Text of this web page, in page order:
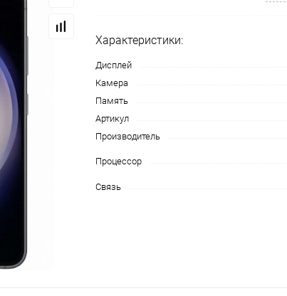
Характеристики:
Дисплей
Камера
Память
Артикул
Производитель
Процессор
Связь
Для клиентов всех банков
Разбейтеоплату
на частибез переплат
График платежей